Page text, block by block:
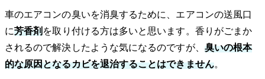
車のエアコンの臭いを消臭するために、エアコンの送風口
に芳香剤 を取り付ける方は多いと思います。香りがごまか
されるので解決したような気になるのですが、 臭いの根本
的な原因となるカビを退治することはできません。